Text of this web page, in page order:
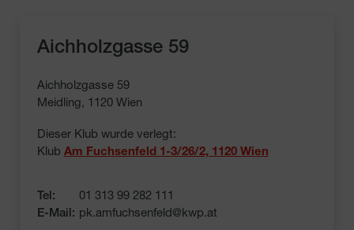
Aichholzgasse 59
Aichholzgasse 59
Meidling, 1120 Wien
Dieser Klub wurde verlegt:
Klub Am Fuchsenfeld 1-3/26/2, 1120 Wien
Tel:
01 313 99 282 111
E-Mail: pk.amfuchsenfeld@kwp.at